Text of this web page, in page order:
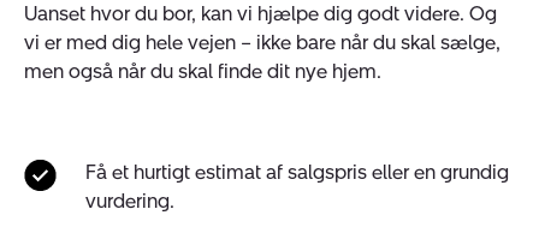
Uanset hvor du bor, kan vi hjælpe dig godt videre. Og
vi er med dig hele vejen – ikke bare når du skal sælge,
men også når du skal finde dit nye hjem.
Få et hurtigt estimat af salgspris eller en grundig
vurdering.